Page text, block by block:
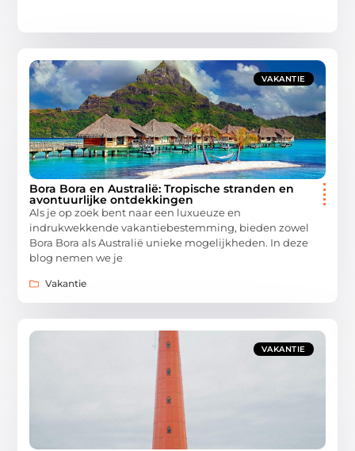
VAKANTIE
Bora Bora en Australië: Tropische stranden en
avontuurlijke ontdekkingen
Als je op zoek bent naar een luxueuze en
indrukwekkende vakantiebestemming, bieden zowel
Bora Bora als Australië unieke mogelijkheden. In deze
blog nemen we je
Vakantie
VAKANTIE